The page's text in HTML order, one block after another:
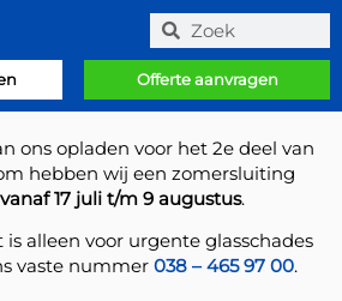
Offerte aanvragen
ons opladen voor het 2e deel van
hebben wij een zomersluiting
vanaf 17 juli t/m 9 augustus.
is alleen voor urgente glasschades
vaste nummer 038 – 465 97 00.